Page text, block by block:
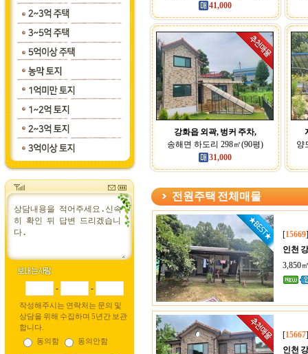
- -
작성해주시는 연락처는 문의 및
상담을 위해 수집하며 5년간 보관
합니다.
동의함
동의안함
41,000
강화읍 외곽, 벙커 주차,
송해면 하도리 298㎡(90평)
31,000
양
전원주택 전체매물
[15669
인천
3,850
[15667
인천